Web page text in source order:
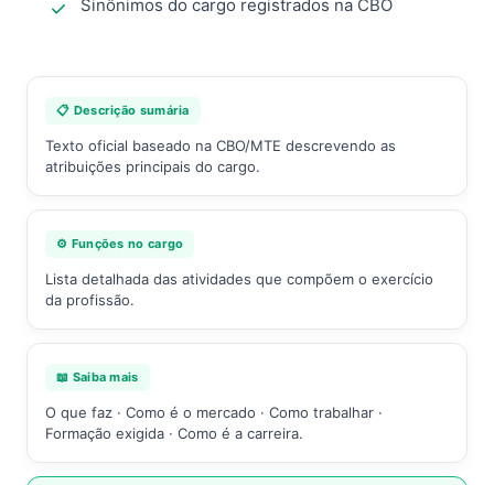
Sinônimos do cargo registrados na CBO
📋 Descrição sumária
Texto oficial baseado na CBO/MTE descrevendo as
atribuições principais do cargo.
⚙️ Funções no cargo
Lista detalhada das atividades que compõem o exercício
da profissão.
📖 Saiba mais
O que faz · Como é o mercado · Como trabalhar ·
Formação exigida · Como é a carreira.